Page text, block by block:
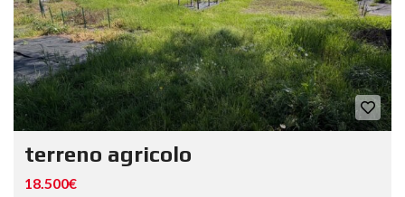
terreno agricolo
18.500€